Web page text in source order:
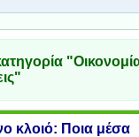
κλοιό: Ποια μέσα